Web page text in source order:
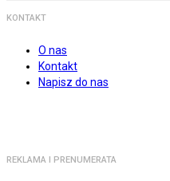
KONTAKT
O nas
Kontakt
Napisz do nas
REKLAMA I PRENUMERATA